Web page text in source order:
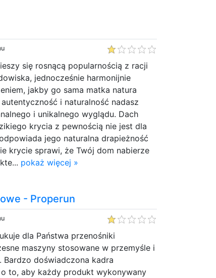
się rosnącą popularnością z racji
jednocześnie harmonijnie
jakby go sama matka natura
i naturalność nadasz
i unikalnego wyglądu. Dach
krycia z pewnością nie jest dla
jego naturalna drapieżność
krycie sprawi, że Twój dom nabierze
pokaż więcej »
- Properun
dla Państwa przenośniki
maszyny stosowane w przemyśle i
doświadczona kadra
to, aby każdy produkt wykonywany